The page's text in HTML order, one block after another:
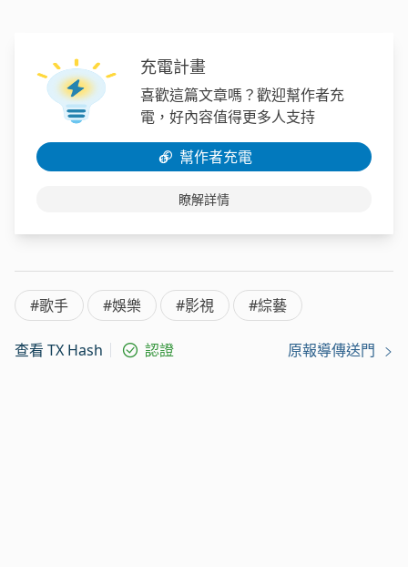
充電計畫
喜歡這篇文章嗎？歡迎幫作者充
電，好內容值得更多人支持
幫作者充電
瞭解詳情
#歌手 #娛樂 #影視 #綜藝
查看 TX Hash 認證 原報導傳送門